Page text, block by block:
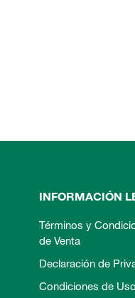
INFORMACIÓN
Términos y
de Venta
Declaración de
Condiciones de